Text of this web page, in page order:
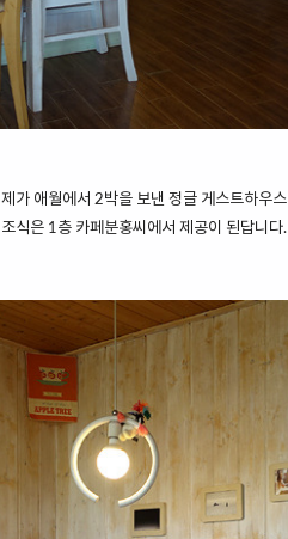
제가 애월에서 2박을 보낸 정글 게스트하우스
조식은 1층 카페분홍씨에서 제공이 된답니다.